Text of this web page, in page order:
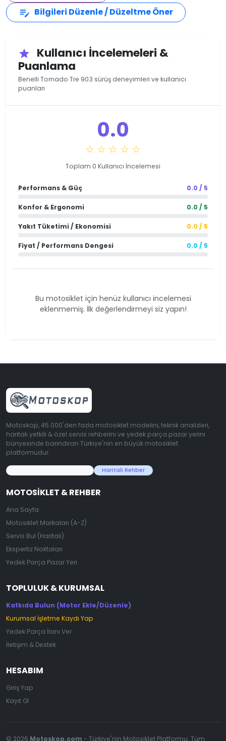
edit_note Bilgileri Düzenle / Düzeltme Öner
star
Kullanıcı İncelemeleri &
Puanlama
Benelli Tornado Tre 903 sürüş deneyimleri ve kullanıcı
puanları
0.0
☆ ☆ ☆ ☆ ☆
Toplam 0 Kullanıcı İncelemesi
Performans & Güç 0.0 / 5
Konfor & Ergonomi 0.0 / 5
Yakıt Tüketimi / Ekonomisi 0.0 / 5
Fiyat / Performans Dengesi 0.0 / 5
Bu motosiklet için henüz kullanıcı incelemesi
eklenmemiş. İlk değerlendirmeyi siz yapın!
Motoskop, 45.000'den fazla motosiklet modelini, teknik analizleri,
haritalı yetkili & özel servis rehberini ve yedek parça pazar yerini
bünyesinde barındıran Türkiye'nin en büyük motosiklet
platformudur.
Haritalı Rehber
MOTOSIKLET & REHBER
Ana Sayfa
Motosiklet Markaları (A-Z)
Servis Bul (Haritalı)
Ekspertiz Noktaları
Yedek Parça Pazar Yeri
TOPLULUK & KURUMSAL
Katkıda Bulun (Motor Ekle/Düzenle)
Kurumsal İşletme Kaydı Yap
Yedek Parça İlanı Ver
İletişim & Destek
HESABIM
Giriş Yap
Kayıt Ol
© 2026 Motoskop.com - Türkiye'nin Motosiklet Platformu. Tüm